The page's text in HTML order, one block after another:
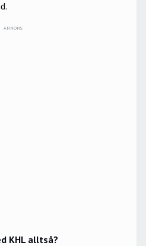
ANNONS
KHL alltså?